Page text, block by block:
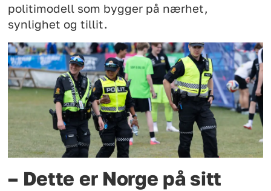
politimodell som bygger på nærhet,
synlighet og tillit.
– Dette er Norge på sitt